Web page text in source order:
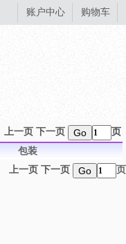
账户中心 购物车
上一页 下一页 Go
页
包装
上一页 下一页 Go 页